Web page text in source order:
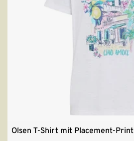
Olsen T-Shirt mit Placement-Print